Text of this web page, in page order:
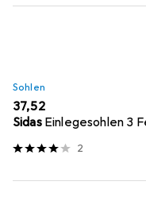
Sohlen
EUR
37,52
Sidas Einlegesohlen 3
2